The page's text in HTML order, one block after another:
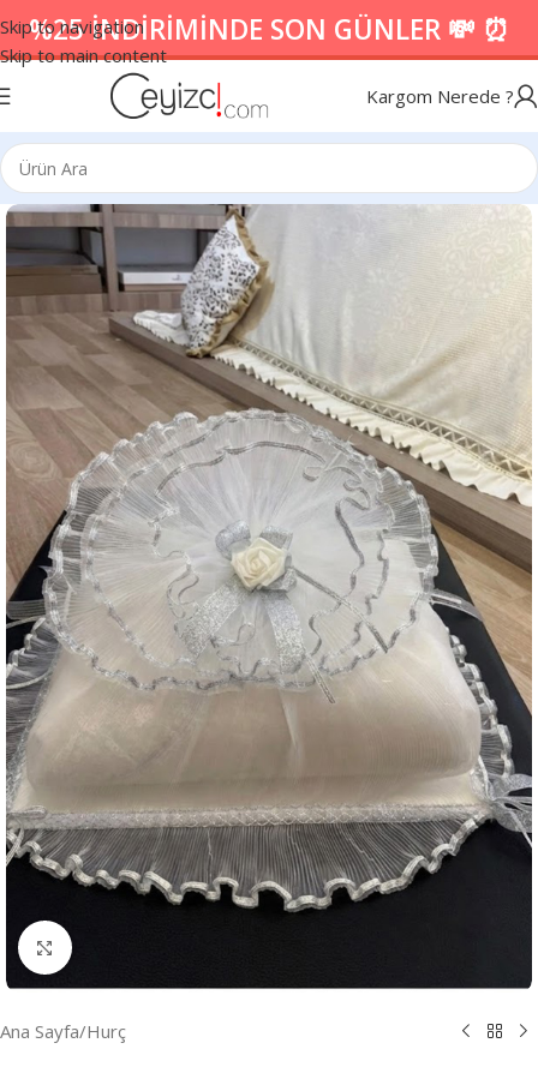
Skip to navigation
Skip to main content
%25 İNDİRİMİNDE SON GÜNLER 💸 ⏰
Kargom Nerede ?
Resmi Büyüt
Ana Sayfa/Hurç